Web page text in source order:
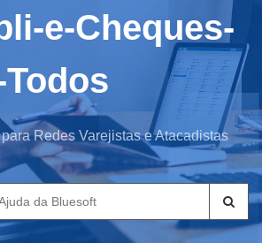
e-Cheques-
Redes Varejistas e Atacadistas